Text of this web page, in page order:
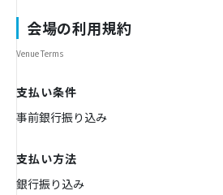
会場の利用規約
Venue Terms
支払い条件
事前銀行振り込み
支払い方法
銀行振り込み